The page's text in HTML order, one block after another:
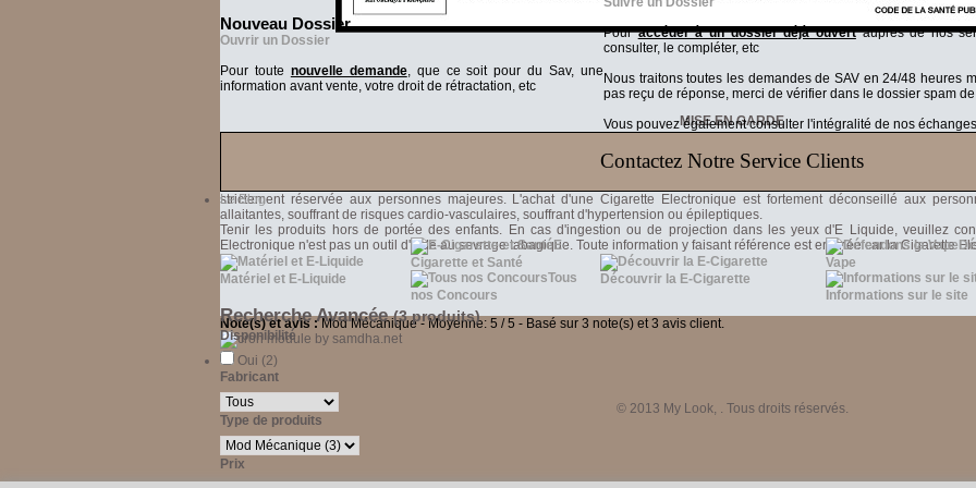
Nouveau Dossier
Ouvrir un Dossier
Pour toute nouvelle demande, que ce soit pour du Sav, une
information avant vente, votre droit de rétractation, etc
Pouraccéder à un dossier déjà ouvertauprès de nos
consulter, le compléter, etc
Nous traitons toutes les demandes de SAV en 24/48 heures
pas reçu de réponse, merci de vérifier dans le dossier spam
Vous pouvez également consulter l'intégralité de nos
Contactez Notre Service Clients
Le Blog
Matériel et E-Liquide
E-
Cigarette et Santé
Tous
nos Concours
Découvrir la E-Cigarette
Vape
Informations sur le site
Recherche Avancée(3 produits)
Disponibilité
Oui (2)
Fabricant
Type de produits
Prix
MISE EN GARDE
strictement réservée aux personnes majeures. L'achat d'une Cigarette Electronique est fortement déconseillé aux
allaitantes, souffrant de risques cardio-vasculaires, souffrant d'hypertension ou épileptiques.
Tenir les produits hors de portée des enfants. En cas d'ingestion ou de projection dans les yeux d'E Liquide, veuillez
Electronique n'est pas un outil d'aide au sevrage tabagique. Toute information y faisant référence est erronée car la Cigarette
Note(s) et avis : Mod Mécanique- Moyenne: 5 /5 - Basé sur 3 note(s) et 3 avis client.
© 2013 My Look, . Tous droits réservés.